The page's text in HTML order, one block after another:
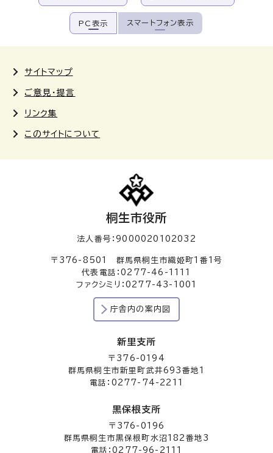
PC表示 スマートフォン表示
サイトマップ
ご意見・提言
リンク集
このサイトについて
桐生市役所
法人番号：9000020102032
〒376-8501 群馬県桐生市織姫町1番1号
代表電話：0277-46-1111
ファクシミリ：0277-43-1001
庁舎内の案内図
新里支所
〒376-0194
群馬県桐生市新里町武井693番地1
電話：0277-74-2211
黒保根支所
〒376-0196
群馬県桐生市黒保根町水沼182番地3
電話：0277-96-2111